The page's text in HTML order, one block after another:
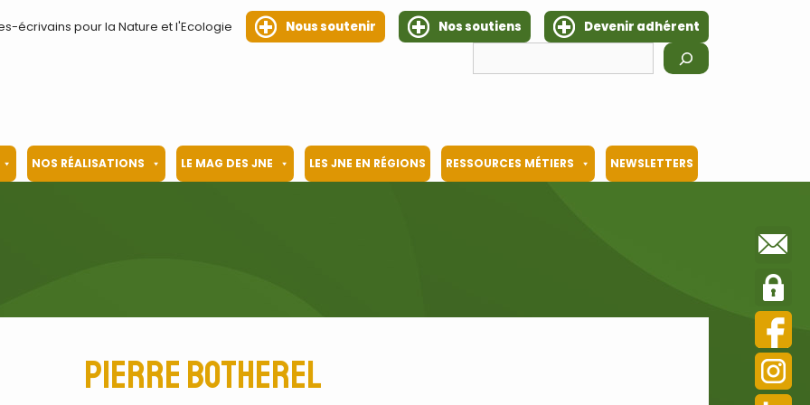
écrivains pour la Nature et l'Ecologie Nous soutenir Nos soutiens
Devenir adhérent
NOS RÉALISATIONS LE MAG DES JNE LES JNE EN RÉGIONS RESSOURCES MÉTIERS NEWSLETTERS
Pierre Botherel